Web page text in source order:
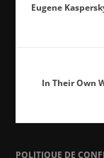
Eugene
In Their Own
POLITIQUE DE